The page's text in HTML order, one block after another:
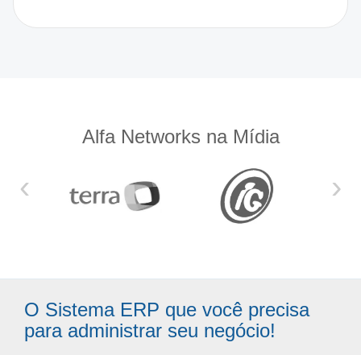
Alfa Networks na Mídia
‹ ›
O Sistema ERP que você precisa
para administrar seu negócio!